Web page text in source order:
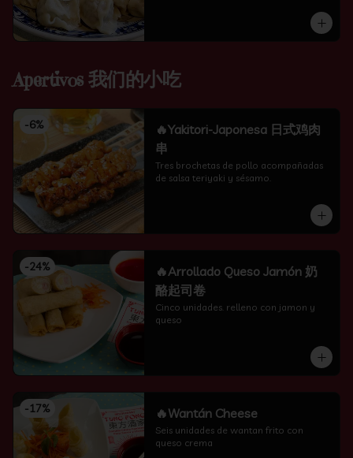
Apertivos 我们的小吃
-6%
🔥Yakitori-Japonesa 日式鸡肉
串
Tres brochetas de pollo acompañadas
de salsa teriyaki y sésamo.
-24%
🔥Arrollado Queso Jamón 奶
酪起司卷
Cinco unidades. relleno con jamon y
queso
-17% 🔥Wantán Cheese
Seis unidades de wantan frito con
queso crema